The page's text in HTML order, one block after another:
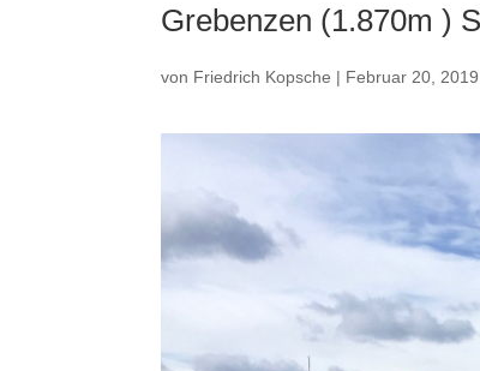
Grebenzen (1.870m )
von Friedrich Kopsche | Februar 20, 2019